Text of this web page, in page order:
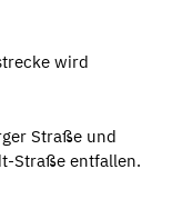
wird
Straße und
Straße entfallen.